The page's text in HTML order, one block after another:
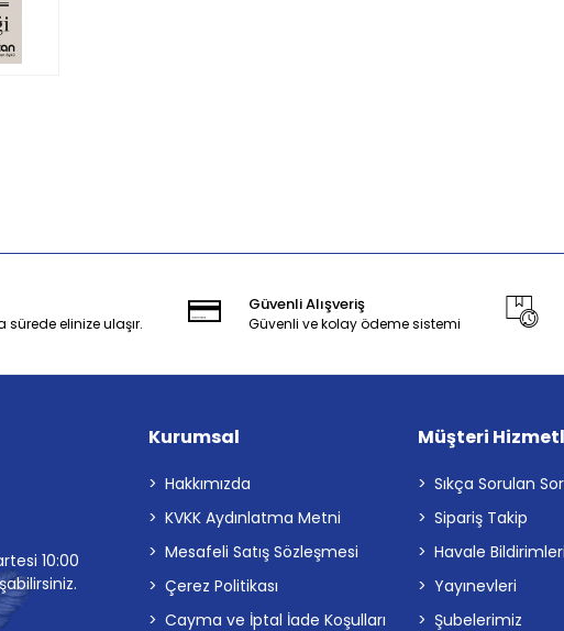
sürede elinize ulaşır.
Güvenli Alışveriş
Güvenli ve kolay ödeme sistemi
10:00
Kurumsal
Hakkımızda
KVKK Aydınlatma Metni
Mesafeli Satış Sözleşmesi
Çerez Politikası
Cayma ve İptal İade Koşulları
Müşteri
Sıkça Sorulan
Sipariş Takip
Havale Bildirimleri
Yayınevleri
Şubelerimiz